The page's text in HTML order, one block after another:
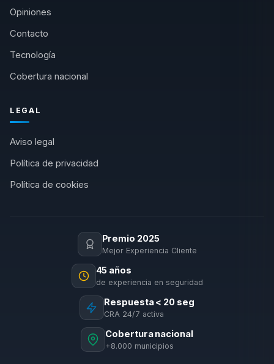
Opiniones
Contacto
Tecnología
Cobertura nacional
LEGAL
Aviso legal
Política de privacidad
Política de cookies
Premio 2025
Mejor Experiencia Cliente
45 años
de experiencia en seguridad
Respuesta < 20 seg
CRA 24/7 activa
Cobertura nacional
+8.000 municipios